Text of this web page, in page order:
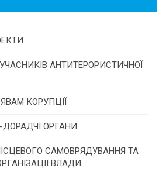
програм місцевого
суспільства
МТД
АНТИТЕРОРИСТИЧНОЇ
КОРУПЦІЇ
ОРГАНИ
САМОВРЯДУВАННЯ ТА
ВЛАДИ